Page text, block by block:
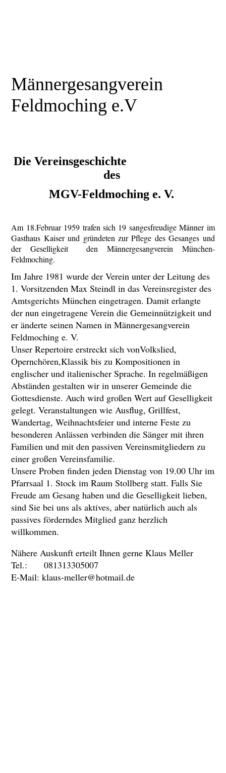
Männergesangverein
Feldmoching e.V
Die Vereinsgeschichte
des
MGV-Feldmoching e. V.
Am 18.Februar 1959 trafen sich 19 sangesfreudige Männer im
Gasthaus Kaiser und gründeten zur Pflege des Gesanges und
der Geselligkeit den Männergesangverein München-
Feldmoching.
Im Jahre 1981 wurde der Verein unter der Leitung des
1. Vorsitzenden Max Steindl in das Vereinsregister des
Amtsgerichts München eingetragen. Damit erlangte
der nun eingetragene Verein die Gemeinnützigkeit und
er änderte seinen Namen in Männergesangverein
Feldmoching e. V.
Unser Repertoire erstreckt sich vonVolkslied,
Opernchören,Klassik bis zu Kompositionen in
englischer und italienischer Sprache. In regelmäßigen
Abständen gestalten wir in unserer Gemeinde die
Gottesdienste. Auch wird großen Wert auf Geselligkeit
gelegt. Veranstaltungen wie Ausflug, Grillfest,
Wandertag, Weihnachtsfeier und interne Feste zu
besonderen Anlässen verbinden die Sänger mit ihren
Familien und mit den passiven Vereinsmitgliedern zu
einer großen Vereinsfamilie.
Unsere Proben finden jeden Dienstag von 19.00 Uhr im
Pfarrsaal 1. Stock im Raum Stollberg statt. Falls Sie
Freude am Gesang haben und die Geselligkeit lieben,
sind Sie bei uns als aktives, aber natürlich auch als
passives förderndes Mitglied ganz herzlich
willkommen.
Nähere Auskunft erteilt Ihnen gerne Klaus Meller
Tel.: 081313305007
E-Mail: klaus-meller@hotmail.de